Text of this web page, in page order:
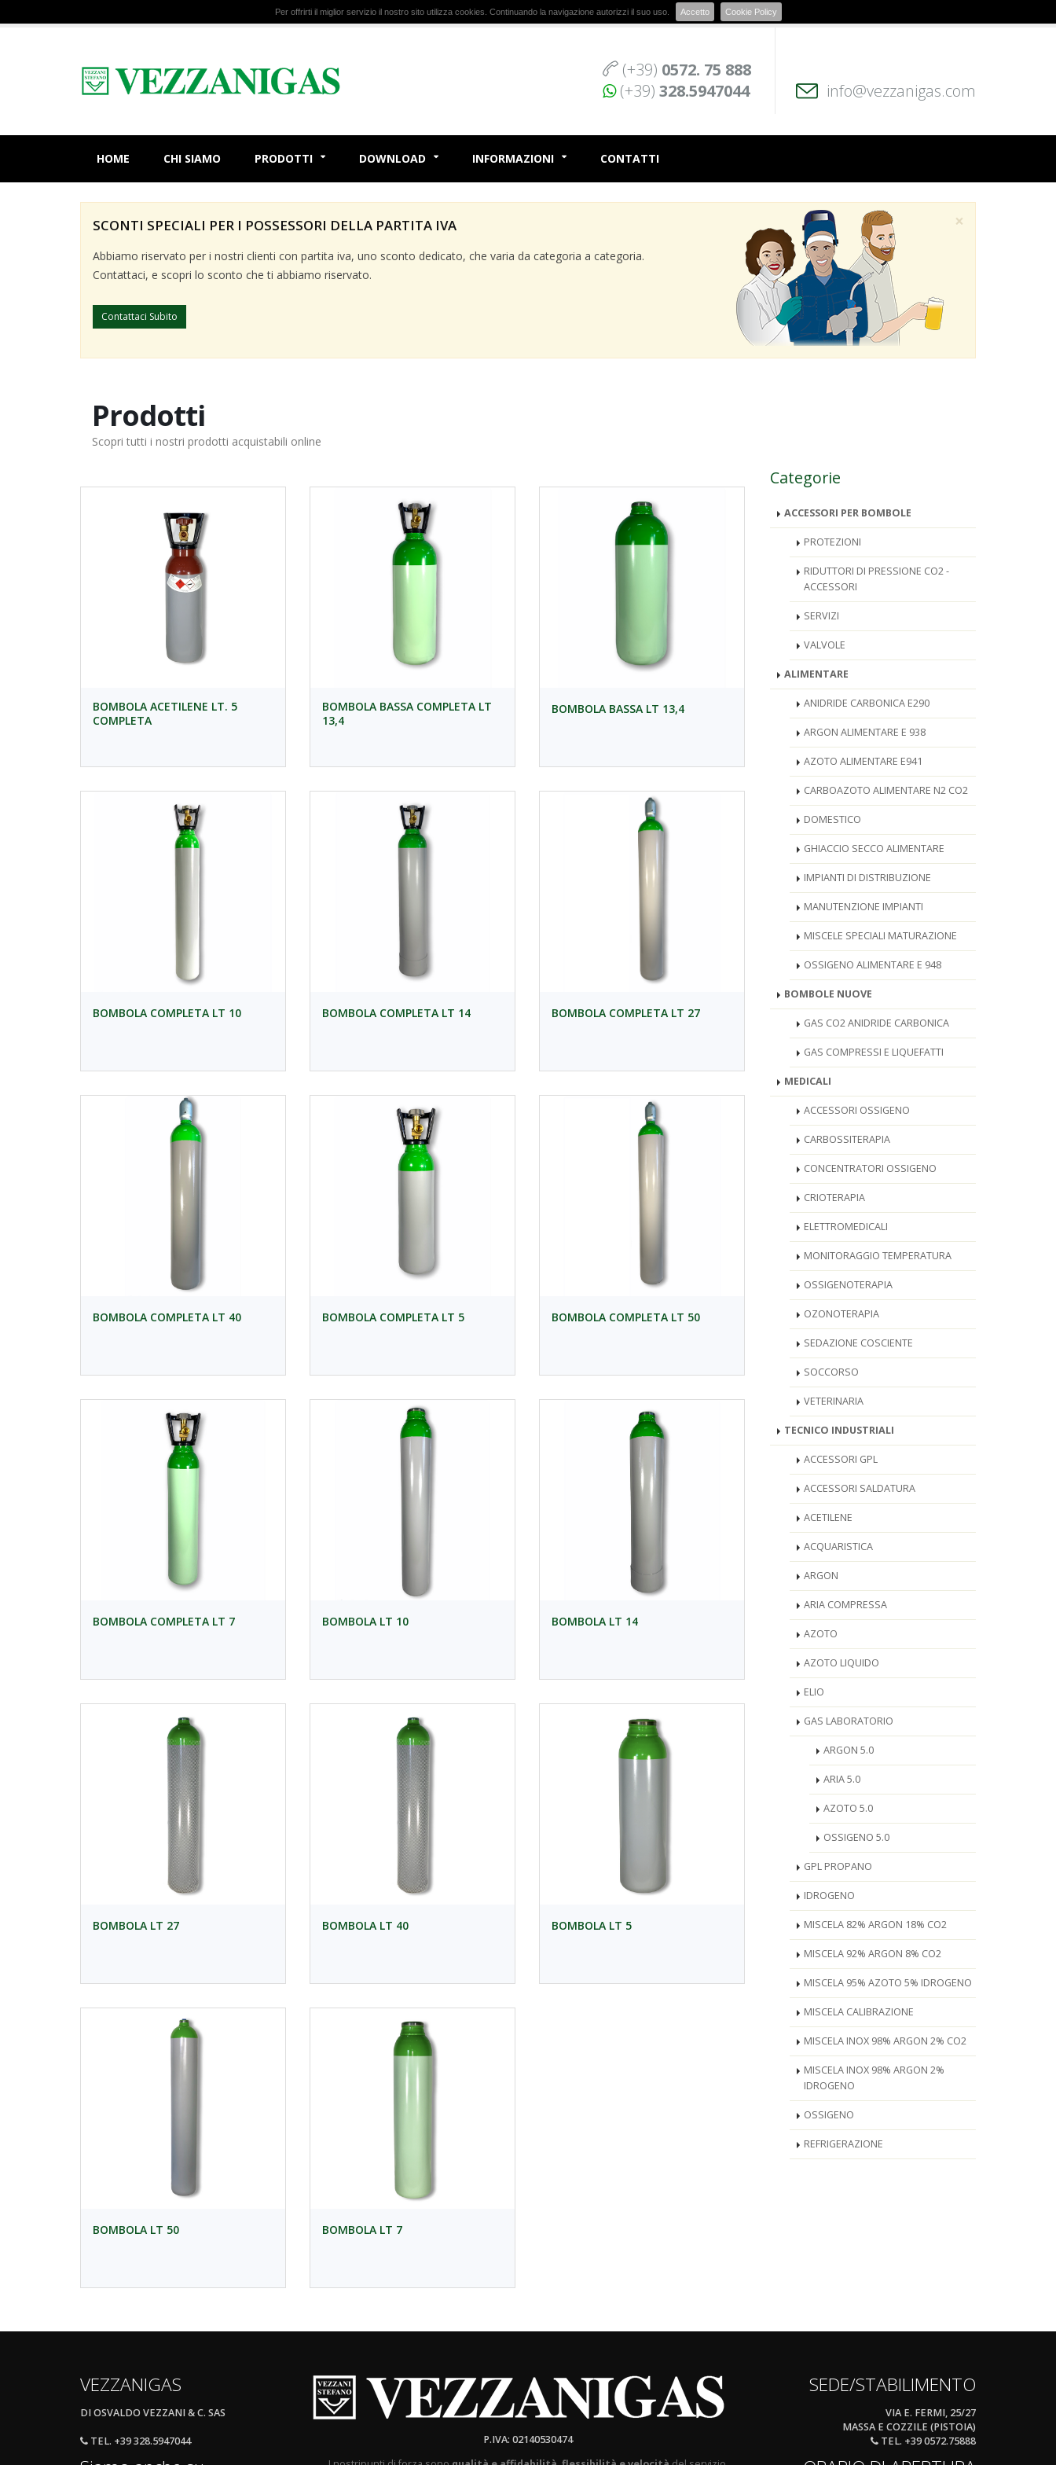
Per offrirti il miglior servizio il nostro sito utilizza cookies. Continuando la navigazione autorizzi il suo uso. Accetto Cookie Policy
(+39) 0572. 75 888
(+39) 328.5947044 info@vezzanigas.com
HOME CHI SIAMO PRODOTTI DOWNLOAD INFORMAZIONI CONTATTI
×
SCONTI SPECIALI PER I POSSESSORI DELLA PARTITA IVA
Abbiamo riservato per i nostri clienti con partita iva, uno sconto dedicato, che varia da categoria a categoria.
Contattaci, e scopri lo sconto che ti abbiamo riservato.
Contattaci Subito
Prodotti
Scopri tutti i nostri prodotti acquistabili online
BOMBOLA ACETILENE LT. 5
COMPLETA
BOMBOLA BASSA COMPLETA LT
13,4
BOMBOLA BASSA LT 13,4
BOMBOLA COMPLETA LT 10 BOMBOLA COMPLETA LT 14 BOMBOLA COMPLETA LT 27
BOMBOLA COMPLETA LT 40 BOMBOLA COMPLETA LT 5 BOMBOLA COMPLETA LT 50
BOMBOLA COMPLETA LT 7 BOMBOLA LT 10 BOMBOLA LT 14
BOMBOLA LT 27 BOMBOLA LT 40 BOMBOLA LT 5
BOMBOLA LT 50 BOMBOLA LT 7
Categorie
ACCESSORI PER BOMBOLE
PROTEZIONI
RIDUTTORI DI PRESSIONE CO2 -
ACCESSORI
SERVIZI
VALVOLE
ALIMENTARE
ANIDRIDE CARBONICA E290
ARGON ALIMENTARE E 938
AZOTO ALIMENTARE E941
CARBOAZOTO ALIMENTARE N2 CO2
DOMESTICO
GHIACCIO SECCO ALIMENTARE
IMPIANTI DI DISTRIBUZIONE
MANUTENZIONE IMPIANTI
MISCELE SPECIALI MATURAZIONE
OSSIGENO ALIMENTARE E 948
BOMBOLE NUOVE
GAS CO2 ANIDRIDE CARBONICA
GAS COMPRESSI E LIQUEFATTI
MEDICALI
ACCESSORI OSSIGENO
CARBOSSITERAPIA
CONCENTRATORI OSSIGENO
CRIOTERAPIA
ELETTROMEDICALI
MONITORAGGIO TEMPERATURA
OSSIGENOTERAPIA
OZONOTERAPIA
SEDAZIONE COSCIENTE
SOCCORSO
VETERINARIA
TECNICO INDUSTRIALI
ACCESSORI GPL
ACCESSORI SALDATURA
ACETILENE
ACQUARISTICA
ARGON
ARIA COMPRESSA
AZOTO
AZOTO LIQUIDO
ELIO
GAS LABORATORIO
ARGON 5.0
ARIA 5.0
AZOTO 5.0
OSSIGENO 5.0
GPL PROPANO
IDROGENO
MISCELA 82% ARGON 18% CO2
MISCELA 92% ARGON 8% CO2
MISCELA 95% AZOTO 5% IDROGENO
MISCELA CALIBRAZIONE
MISCELA INOX 98% ARGON 2% CO2
MISCELA INOX 98% ARGON 2%
IDROGENO
OSSIGENO
REFRIGERAZIONE
VEZZANIGAS
DI OSVALDO VEZZANI & C. SAS
TEL. +39 328.5947044
P.IVA: 02140530474
SEDE/STABILIMENTO
VIA E. FERMI, 25/27
MASSA E COZZILE (PISTOIA)
TEL. +39 0572.75888